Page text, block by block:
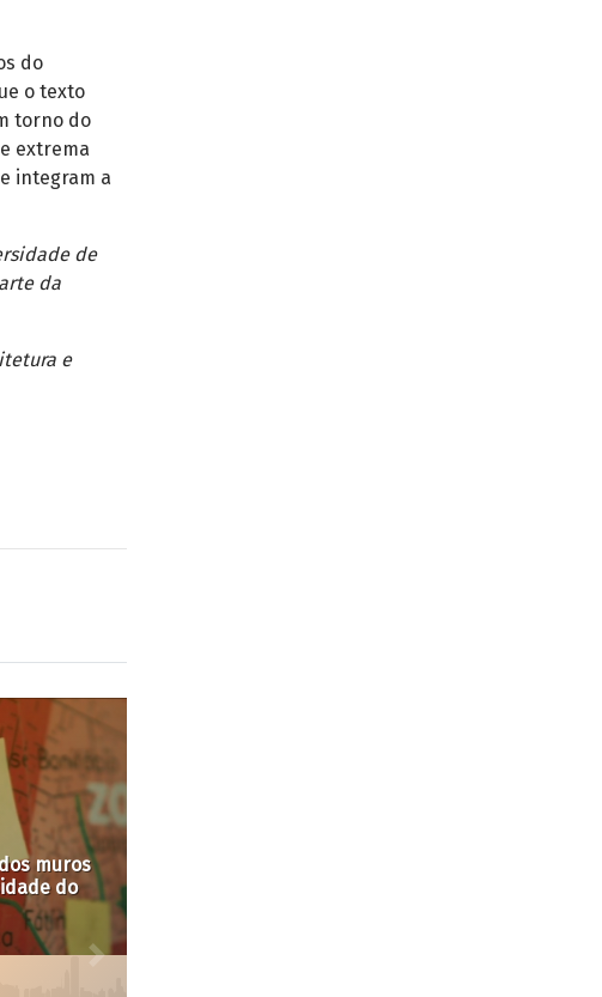
do
o texto
torno do
extrema
integram a
de
da
e
a Bruno